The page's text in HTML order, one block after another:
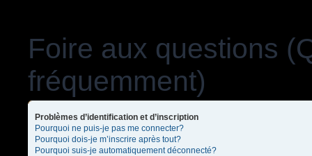
Foire aux questions
fréquemment)
Problèmes d’identification et d’inscription
Pourquoi ne puis-je pas me connecter?
Pourquoi dois-je m’inscrire après tout?
Pourquoi suis-je automatiquement déconnecté?